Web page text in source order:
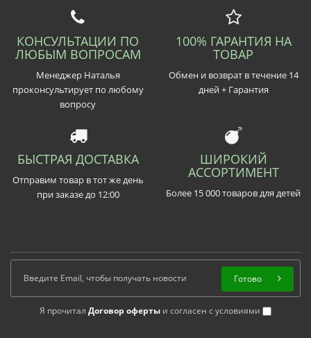
КОНСУЛЬТАЦИИ ПО
ЛЮБЫМ ВОПРОСАМ
Менеджер Наталья
проконсультирует по любому
вопросу
100% ГАРАНТИЯ НА
ТОВАР
Обмен и возврат в течение 14
дней + Гарантия
БЫСТРАЯ ДОСТАВКА
Отправим товар в тот же день
при заказе до 12:00
ШИРОКИЙ
АССОРТИМЕНТ
Более 15 000 товаров для детей
Я прочитал Договор оферты и согласен с условиями
Готово